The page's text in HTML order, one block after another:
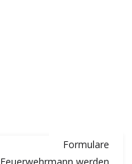
Formulare